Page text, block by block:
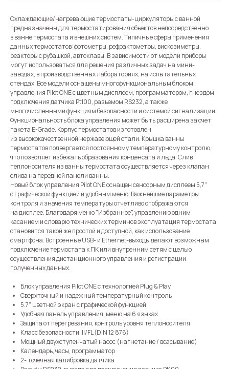
Oхлаждающие/нагревающие термостаты-циркуляторы с ванной
предназначены для термостатирования объектов непосредственно
в ванне термостата и внешних систем. Типичные сферы применения
данных термостатов: фотометры, рефрактометры, вискозиметры,
реакторы с рубашкой, автоклавы. В зависимости от модели приборы
могут использоваться для решения различных задач на мини-
заводах, в производственных лабораториях, на испытательных
стендах. Все модели оснащены многофункциональным блоком
управления Pilot ONE с цветным дисплеем, программатором, гнездом
подключения датчика Pt100, разъемом RS232, а также
многочисленными функциям безопасности и системой сигнализации.
Функциональность блока управления может быть расширена за счет
пакета E-Grade. Корпус термостатов изготовлен
из высококачественной нержавеющей стали. Крышка ванны
термостатов подвергается постоянному температурному контролю,
что позволяет избежать образования конденсата и льда. Слив
теплоносителя из ванны термостата осуществляется через клапан
слива на передней панели ванны.
Новый блок управления Pilot ONE оснащен сенсорным дисплеем 5,7"
с графической функцией и удобным меню. Важнейшие параметры
контроля и значения температуры отчетливо отображаются
на дисплее. Благодаря меню "Избранное", управлению одним
касанием и словарю технических терминов эксплуатация термостата
становится такой же простой и доступной, как использование
смартфона. Встроенные USB- и Ethernet-выходы делают возможным
подключение термостата к ПК или внутренним сетям с целью
осуществления дистанционного управления и регистрации
полученных данных.
Блок управления Pilot ONE с технологией Plug & Play
Сверхточный и надежный температурный контроль
5.7" цветной экран с графической функцией.
Удобная панель управления, меню на 6 языках
Защита от перегревания, контроль уровня теплоносителя
Класс безопасности III/FL (DIN 12 876)
Мощный двухступенчатый насос (нагнетание / всасывание)
Календарь, часы, программатор
2- точечная калибровка датчика